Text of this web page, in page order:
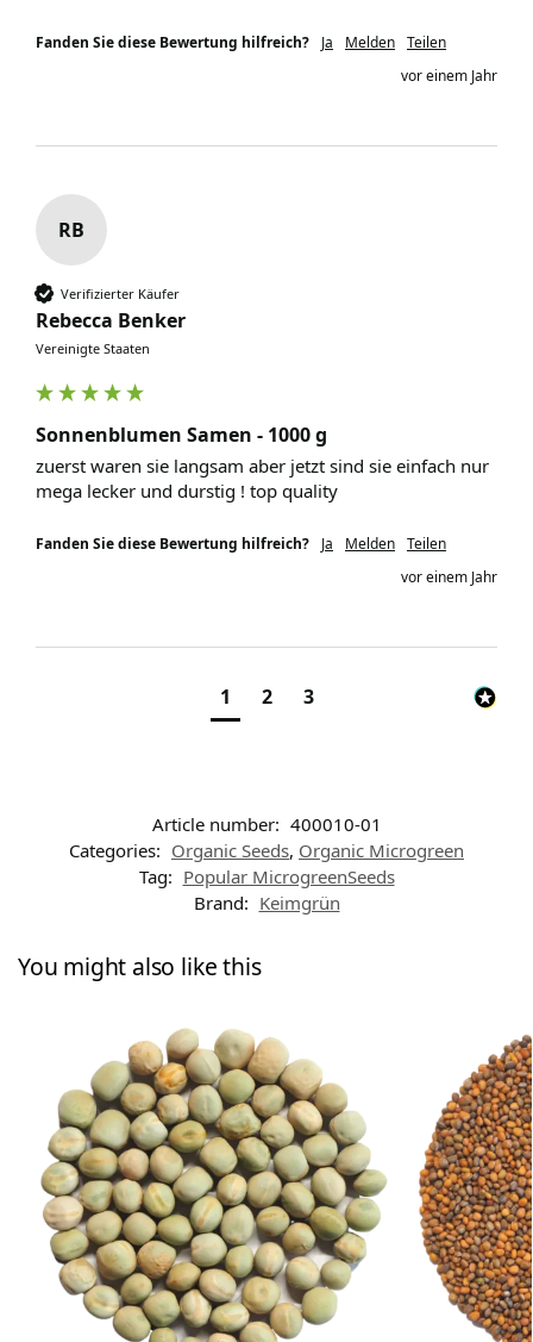
Fanden Sie diese Bewertung hilfreich? Ja Melden Teilen
vor einem Jahr
RB
Verifizierter Käufer
Rebecca Benker
Vereinigte Staaten
Sonnenblumen Samen - 1000 g
zuerst waren sie langsam aber jetzt sind sie einfach nur
mega lecker und durstig ! top quality
Fanden Sie diese Bewertung hilfreich? Ja Melden Teilen
vor einem Jahr
1 2 3
Article number: 400010-01
Categories: Organic Seeds, Organic Microgreen
Tag: Popular MicrogreenSeeds
Brand: Keimgrün
You might also like this